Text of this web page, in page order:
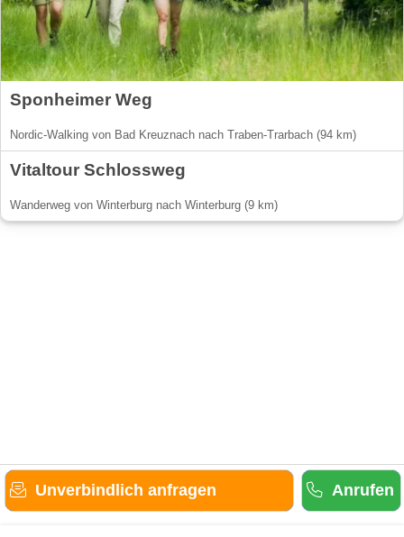
Sponheimer Weg
Nordic-Walking von Bad Kreuznach nach Traben-Trarbach (94 km)
Vitaltour Schlossweg
Wanderweg von Winterburg nach Winterburg (9 km)
Unverbindlich anfragen Anrufen